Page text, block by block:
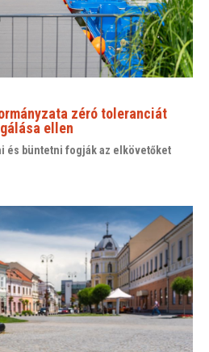
zéró toleranciát
ellen
és büntetni fogják az elkövetőket